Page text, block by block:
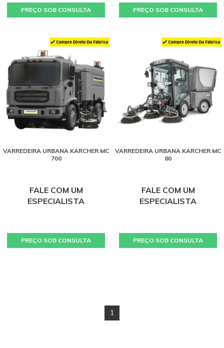
PREÇO SOB CONSULTA PREÇO SOB CONSULTA
VARREDEIRA URBANA KARCHER MC
700
FALE COM UM
ESPECIALISTA
PREÇO SOB CONSULTA
VARREDEIRA URBANA KARCHER MC
80
FALE COM UM
ESPECIALISTA
PREÇO SOB CONSULTA
1